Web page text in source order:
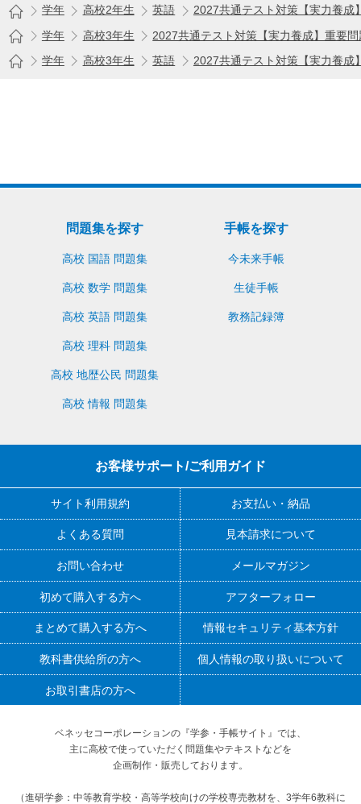
学年
高校2年生 英語
2027共通テスト対策【実力養成
学年
高校3年生
2027共通テスト対策【実力養成】重要
学年
高校3年生 英語 2027共通テスト対策【実力養成
問題集を探す
高校 国語 問題集
高校 数学 問題集
高校 英語 問題集
高校 理科 問題集
高校 地歴公民 問題集
高校 情報 問題集
手帳を探す
今未来手帳
生徒手帳
教務記録簿
お客様サポート/ご利用ガイド
サイト利用規約 お支払い・納品
よくある質問 見本請求について
お問い合わせ メールマガジン
初めて購入する方へ アフターフォロー
まとめて購入する方へ 情報セキュリティ基本方針
教科書供給所の方へ 個人情報の取り扱いについて
お取引書店の方へ
ベネッセコーポレーションの『学参・手帳サイト』 では、
主に高校で使っていただく問題集やテキストなどを
企画制作・販売しております。
（進研学参：中等教育学校・高等学校向けの学校専売教材を、3学年6教科に